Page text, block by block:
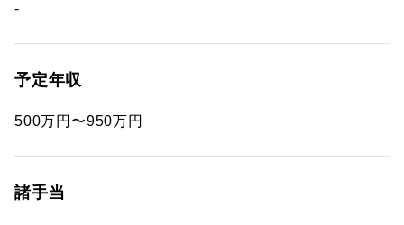
-
予定年収
500万円〜950万円
諸手当